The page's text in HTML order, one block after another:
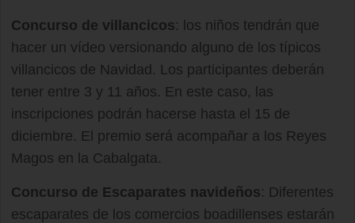
Concurso de villancicos: los niños tendrán que
hacer un vídeo versionando alguno de los típicos
villancicos de Navidad. Los participantes deberán
tener entre 3 y 11 años. En este caso, las
inscripciones podrán hacerse hasta el 15 de
diciembre. El premio será acompañar a los Reyes
Magos en la Cabalgata.
Concurso de Escaparates navideños: Diferentes
escaparates de los comercios boadillenses estarán